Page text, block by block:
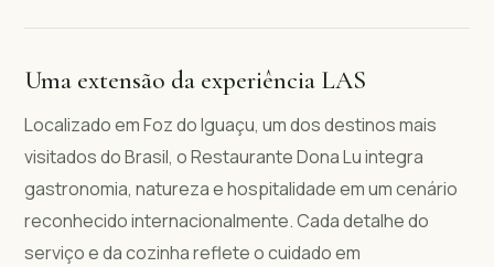
Uma extensão da experiência LAS
Localizado em Foz do Iguaçu, um dos destinos mais
visitados do Brasil, o Restaurante Dona Lu integra
gastronomia, natureza e hospitalidade em um cenário
reconhecido internacionalmente. Cada detalhe do
serviço e da cozinha reflete o cuidado em